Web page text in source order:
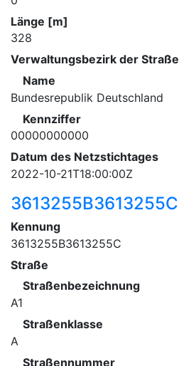
Länge [m]
328
Verwaltungsbezirk der Straße
Name
Bundesrepublik Deutschland
Kennziffer
00000000000
Datum des Netzstichtages
2022-10-21T18:00:00Z
3613255B3613255C
Kennung
3613255B3613255C
Straße
Straßenbezeichnung
A1
Straßenklasse
A
Straßennummer